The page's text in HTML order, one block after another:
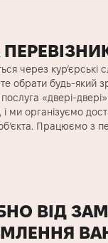
через кур’єрські
обрати будь-який
«двері-
ми організуємо
Працюємо з
ВІД